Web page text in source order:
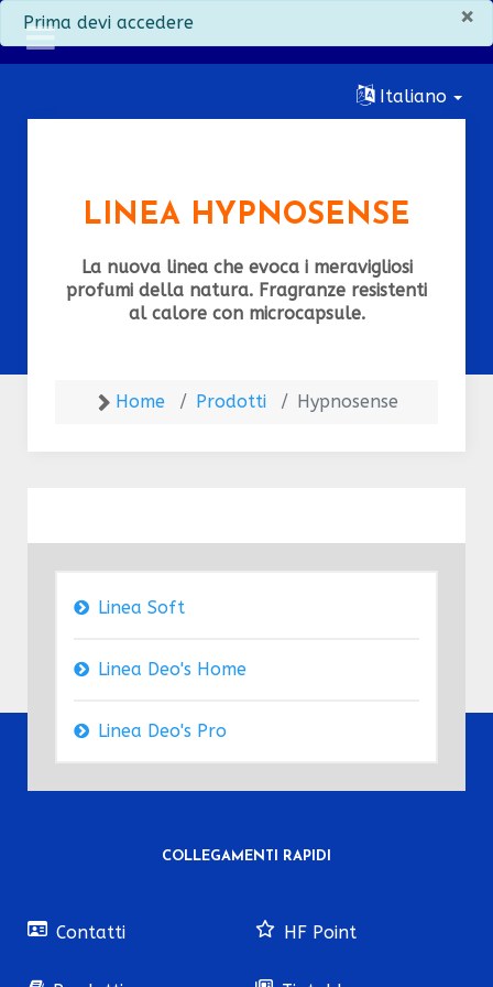
×
info
Prima devi accedere
Italiano
LINEA HYPNOSENSE
La nuova linea che evoca i meravigliosi
profumi della natura. Fragranze resistenti
al calore con microcapsule.
Home Prodotti Hypnosense
Linea Soft
Linea Deo's Home
Linea Deo's Pro
COLLEGAMENTI RAPIDI
Contatti HF Point